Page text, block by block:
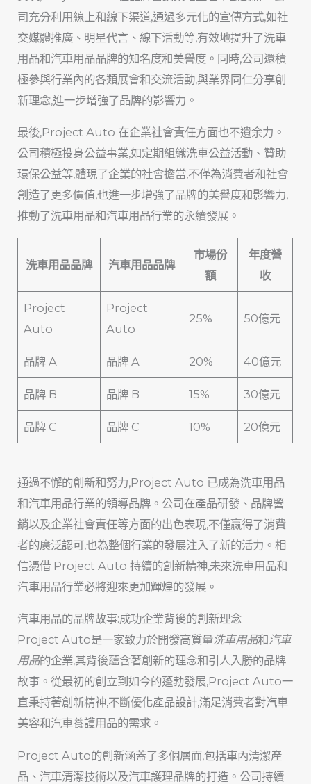
司充分利用線上和線下渠道,通過多元化的宣傳方式,如社
交媒體推廣、明星代言、線下活動等,有效地提升了洗車
用品和汽車用品品牌的知名度和美譽度。同時,公司還積
極參與行業內的各類展會和交流活動,與業界同仁分享創
新理念,進一步增強了品牌的影響力。
最後,Project Auto 在企業社會責任方面也不遺余力。
公司積極投身公益事業,如定期組織洗車公益活動、贊助
環保公益等,體現了企業的社會擔當,不僅為消費者和社會
創造了更多價值,也進一步增強了品牌的美譽度和影響力,
推動了洗車用品和汽車用品行業的永續發展。
洗車用品品牌 汽車用品品牌
市場份
額
年度營
收
Project
Auto
Project
Auto
25% 50億元
品牌 A 品牌 A 20% 40億元
品牌 B 品牌 B 15% 30億元
品牌 C 品牌 C 10% 20億元
通過不懈的創新和努力,Project Auto 已成為洗車用品
和汽車用品行業的領導品牌。公司在產品研發、品牌營
銷以及企業社會責任等方面的出色表現,不僅贏得了消費
者的廣泛認可,也為整個行業的發展注入了新的活力。相
信憑借 Project Auto 持續的創新精神,未來洗車用品和
汽車用品行業必將迎來更加輝煌的發展。
汽車用品的品牌故事:成功企業背後的創新理念
Project Auto是一家致力於開發高質量洗車用品和汽車
用品的企業,其背後蘊含著創新的理念和引人入勝的品牌
故事。從最初的創立到如今的蓬勃發展,Project Auto一
直秉持著創新精神,不斷優化產品設計,滿足消費者對汽車
美容和汽車養護用品的需求。
Project Auto的創新涵蓋了多個層面,包括車內清潔產
品、汽車清潔技術以及汽車護理品牌的打造。公司持續